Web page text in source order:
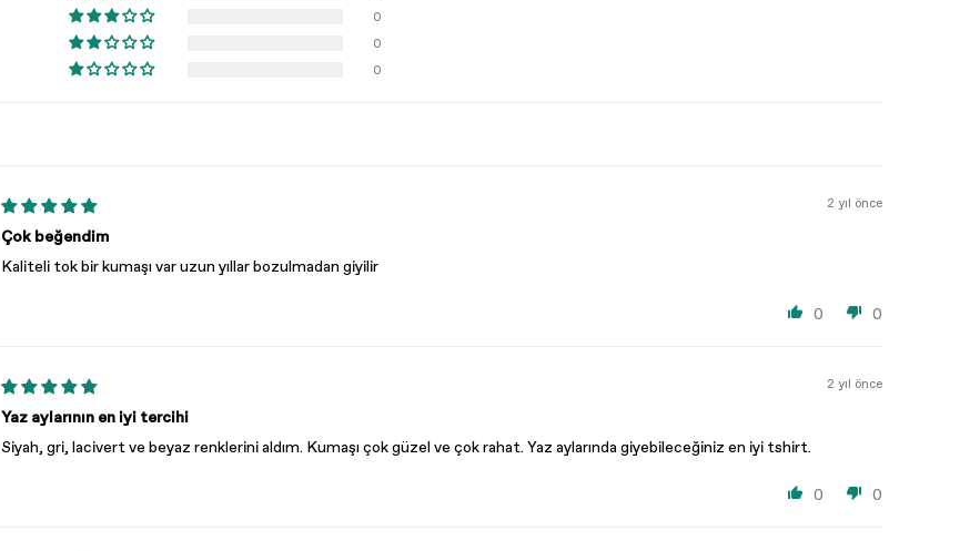
0
0
0
2 yıl önce
Çok beğendim
Kaliteli tok bir kumaşı var uzun yıllar bozulmadan giyilir
0 0
2 yıl önce
Yaz aylarının en iyi tercihi
Siyah, gri, lacivert ve beyaz renklerini aldım. Kumaşı çok güzel ve çok rahat. Yaz aylarında giyebileceğiniz en iyi tshirt.
0 0